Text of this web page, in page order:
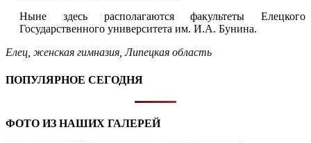
Ныне здесь располагаются факультеты Елецкого
Государственного университета им. И.А. Бунина.
Елец женская гимназия ,Липецкая область
ПОПУЛЯРНОЕ СЕГОДНЯ
ФОТО ИЗ НАШИХ ГАЛЕРЕЙ